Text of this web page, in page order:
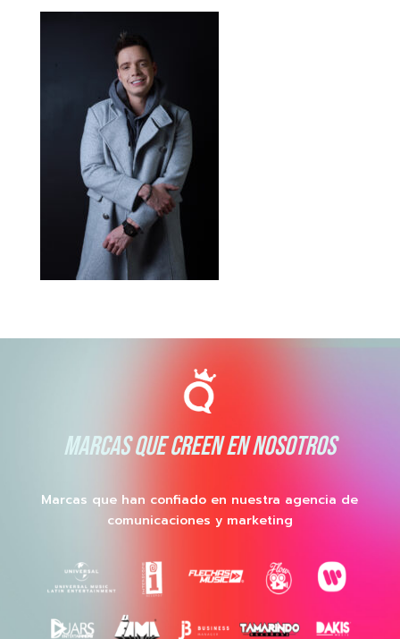
MARCAS QUE CREEN EN NOSOTROS
Marcas que han confiado en nuestra agencia de
comunicaciones y marketing